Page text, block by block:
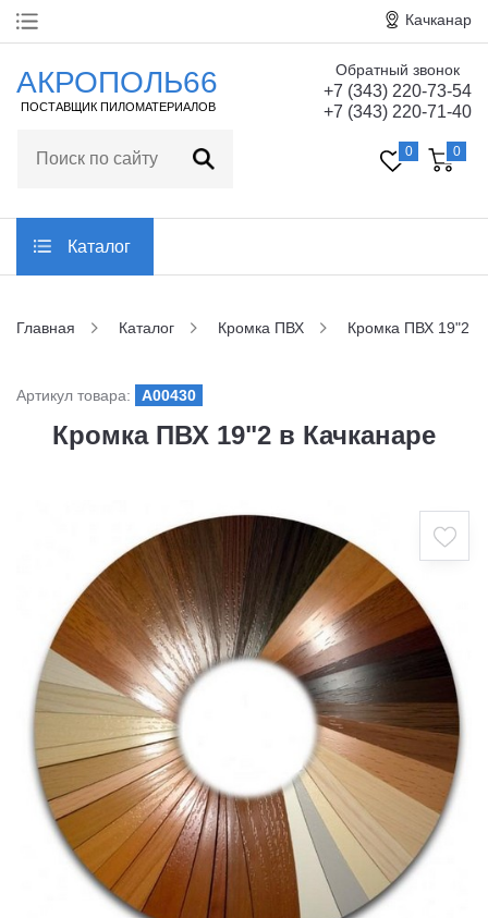
Главная
Статьи
Качканар
АКРОПОЛЬ66
ПОСТАВЩИК ПИЛОМАТЕРИАЛОВ
Обратный звонок
+7 (343) 220-73-54
+7 (343) 220-71-40
0 0
Каталог
Главная Каталог Кромка ПВХ Кромка ПВХ 19"2
Артикул товара: A00430
Кромка ПВХ 19"2 в Качканаре